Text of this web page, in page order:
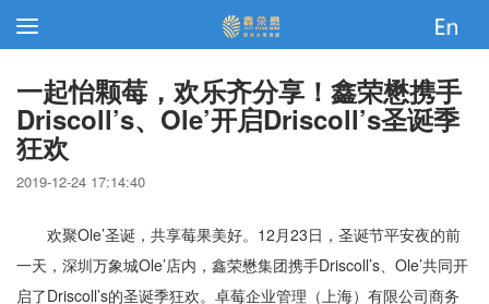
一起怡颗莓，欢乐齐分享！鑫荣懋携手
Driscoll’s、Ole’开启Driscoll’s圣诞季
狂欢
2019-12-24 17:14:40
欢聚Ole’圣诞，共享莓果美好。12月23日，圣诞节平安夜的前
一天，深圳万象城Ole’店内，鑫荣懋集团携手Driscoll’s、Ole’共同开
启了Driscoll’s的圣诞季狂欢。卓莓企业管理（上海）有限公司商务